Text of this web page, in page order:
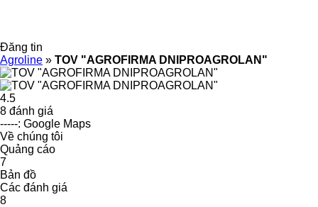
Đăng tin
Agroline » TOV "AGROFIRMA DNIPROAGROLAN"
4.5
8 đánh giá
-----: Google Maps
Về chúng tôi
Quảng cáo
7
Bản đồ
Các đánh giá
8